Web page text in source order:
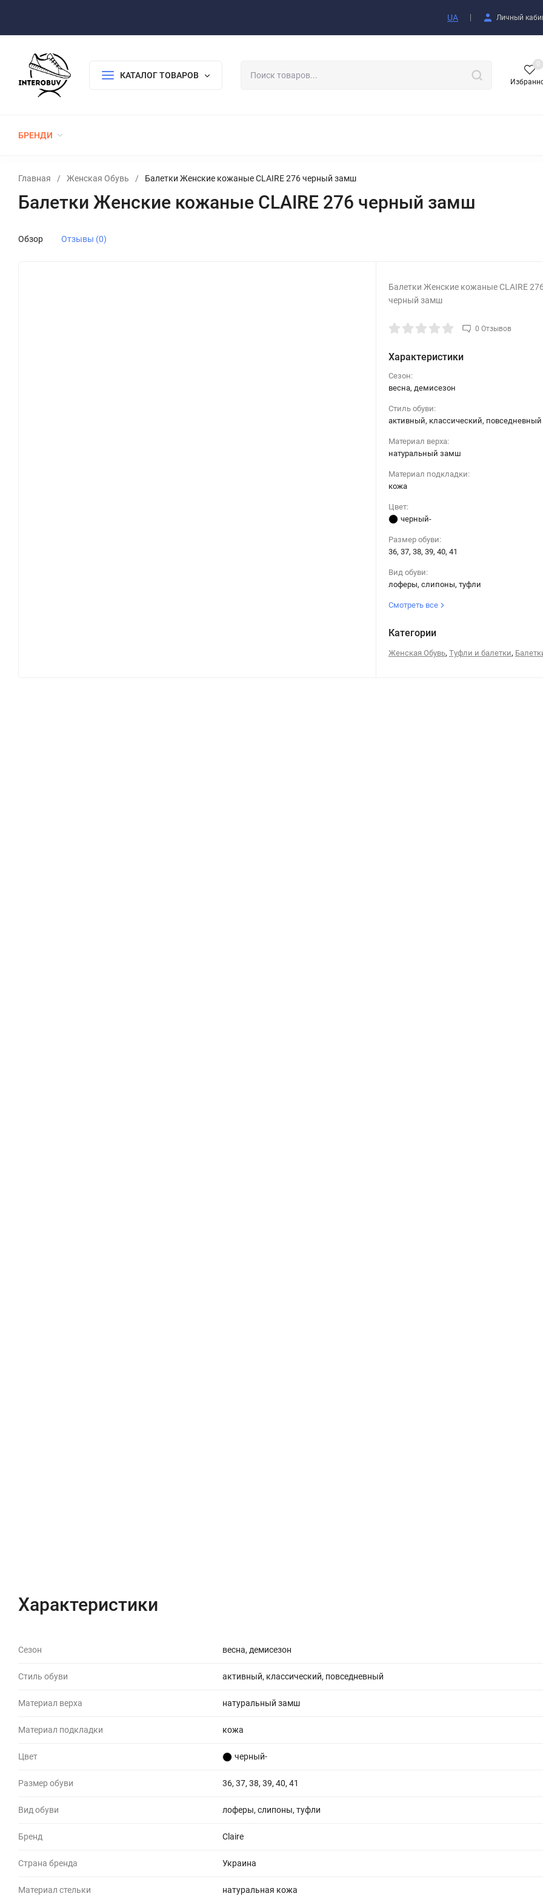
UA Личный
КАТАЛОГ ТОВАРОВ
0
БРЕНДИ
Главная / Женская Обувь / Балетки Женские кожаные CLAIRE 276 черный замш
Балетки Женские кожаные CLAIRE 276 черный замш
Обзор Отзывы (0)
Балетки Женские кожаные CLAIRE
черный замш
0 Отзывов
Характеристики
Сезон:
весна, демисезон
Стиль обуви:
активный, классический, повседневный
Материал верха:
натуральный замш
Материал подкладки:
кожа
Цвет:
черный-
Размер обуви:
36, 37, 38, 39, 40, 41
Вид обуви:
лоферы, слипоны, туфли
Смотреть все
Категории
Женская Обувь, Туфли и балетки,
Характеристики
Сезон весна, демисезон
Стиль обуви активный, классический, повседневный
Материал верха натуральный замш
Материал подкладки кожа
Цвет черный-
Размер обуви 36, 37, 38, 39, 40, 41
Вид обуви лоферы, слипоны, туфли
Бренд Claire
Страна бренда Украина
Материал стельки натуральная кожа